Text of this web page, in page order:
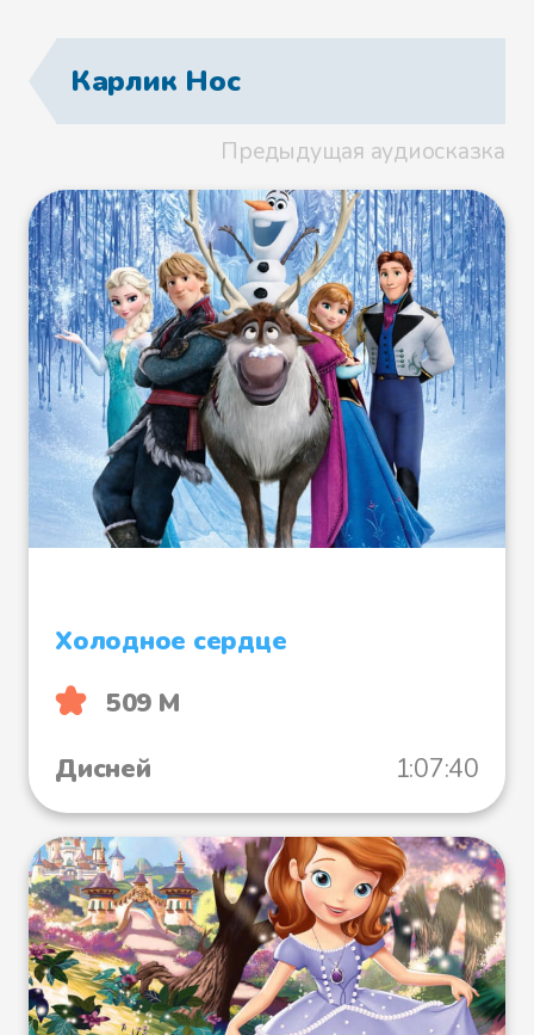
Карлик Нос
Предыдущая аудиосказка
Холодное сердце
509 М
Дисней
1:07:40